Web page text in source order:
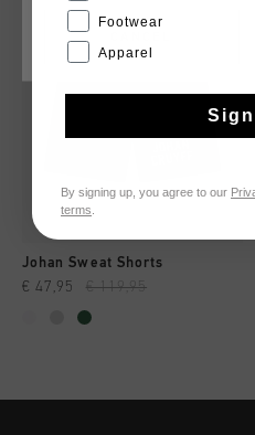
Johan Sweat Shorts
€ 47,95 € 119,95
Footwear
Apparel
By signing up, you agree to our
terms